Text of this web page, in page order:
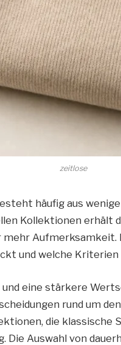
zeitlose
häufig aus
Kollektionen erhält
mehr
und welche Kriterien
eine stärkere
rund um
die klassische
Die Auswahl von